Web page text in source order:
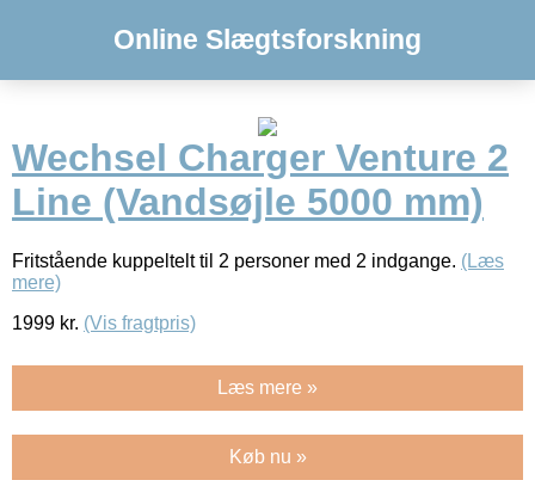
Online Slægtsforskning
Wechsel Charger Venture 2
Line (Vandsøjle 5000 mm)
Fritstående kuppeltelt til 2 personer med 2 indgange. (Læs
mere)
1999 kr. (Vis fragtpris)
Læs mere »
Køb nu »